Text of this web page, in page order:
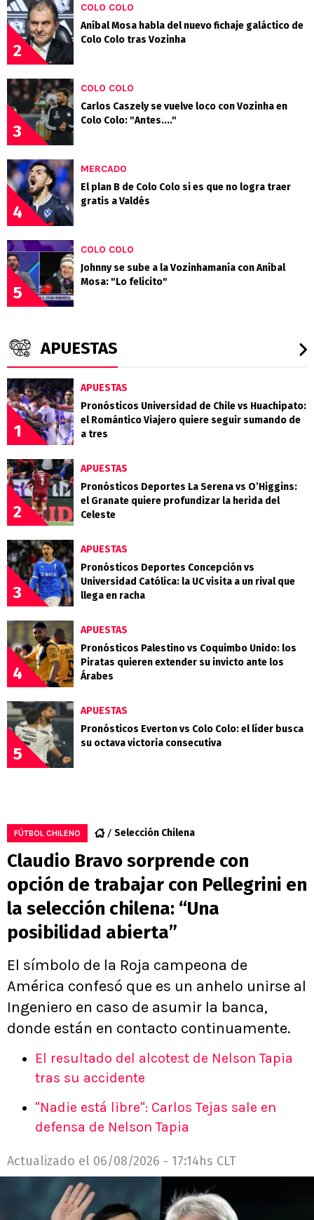
2
COLO COLO
Aníbal Mosa habla del nuevo fichaje galáctico de
Colo Colo tras Vozinha
3
COLO COLO
Carlos Caszely se vuelve loco con Vozinha en
Colo Colo: "Antes...."
4
MERCADO
El plan B de Colo Colo si es que no logra traer
gratis a Valdés
5
COLO COLO
Johnny se sube a la Vozinhamanía con Aníbal
Mosa: "Lo felicito"
APUESTAS
1
APUESTAS
Pronósticos Universidad de Chile vs Huachipato:
el Romántico Viajero quiere seguir sumando de
a tres
2
APUESTAS
Pronósticos Deportes La Serena vs O’Higgins:
el Granate quiere profundizar la herida del
Celeste
3
APUESTAS
Pronósticos Deportes Concepción vs
Universidad Católica: la UC visita a un rival que
llega en racha
4
APUESTAS
Pronósticos Palestino vs Coquimbo Unido: los
Piratas quieren extender su invicto ante los
Árabes
5
APUESTAS
Pronósticos Everton vs Colo Colo: el líder busca
su octava victoria consecutiva
FÚTBOL CHILENO Selección Chilena
Claudio Bravo sorprende con
opción de trabajar con Pellegrini en
la selección chilena: “Una
posibilidad abierta”
El símbolo de la Roja campeona de
América confesó que es un anhelo unirse al
Ingeniero en caso de asumir la banca,
donde están en contacto continuamente.
El resultado del alcotest de Nelson Tapia
tras su accidente
"Nadie está libre": Carlos Tejas sale en
defensa de Nelson Tapia
Actualizado el 06/08/2026 - 17:14hs CLT